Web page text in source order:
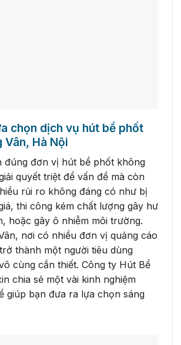
chọn dịch vụ hút bể phốt
Hà Nội
đúng đơn vị hút bể phốt không
quyết triệt để vấn đề mà còn
rủi ro không đáng có như bị
thi công kém chất lượng gây hư
hoặc gây ô nhiễm môi trường.
nơi có nhiều đơn vị quảng cáo
thành một người tiêu dùng
cùng cần thiết. Công ty Hút Bể
chia sẻ một vài kinh nghiệm
giúp bạn đưa ra lựa chọn sáng